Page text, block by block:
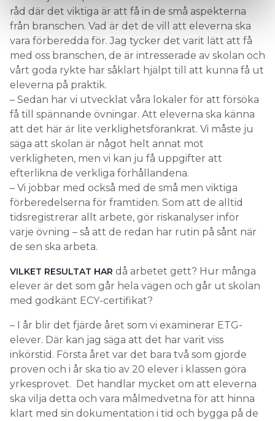
råd där det viktiga är att få in de små aspekterna
från branschen. Vad är det de vill att eleverna ska
vara förberedda för. Jag tycker det varit lätt att få
med oss branschen, de är intresserade av skolan och
vårt goda rykte har såklart hjälpt till att kunna få ut
eleverna på praktik.
– Sedan har vi utvecklat våra lokaler för att försöka
få till spännande övningar. Att eleverna ska känna
att det här är lite verklighetsförankrat. Vi måste ju
säga att skolan är något helt annat mot
verkligheten, men vi kan ju få uppgifter att
efterlikna de verkliga förhållandena.
– Vi jobbar med också med de små men viktiga
förberedelserna för framtiden. Som att de alltid
tidsregistrerar allt arbete, gör riskanalyser inför
varje övning – så att de redan har rutin på sånt när
de sen ska arbeta.
VILKET RESULTAT HAR då arbetet gett? Hur många
elever är det som går hela vägen och går ut skolan
med godkänt ECY-certifikat?
– I år blir det fjärde året som vi examinerar ETG-
elever. Där kan jag säga att det har varit viss
inkörstid. Första året var det bara två som gjorde
proven och i år ska tio av 20 elever i klassen göra
yrkesprovet. Det handlar mycket om att eleverna
ska vilja detta och vara målmedvetna för att hinna
klart med sin dokumentation i tid och bygga på de